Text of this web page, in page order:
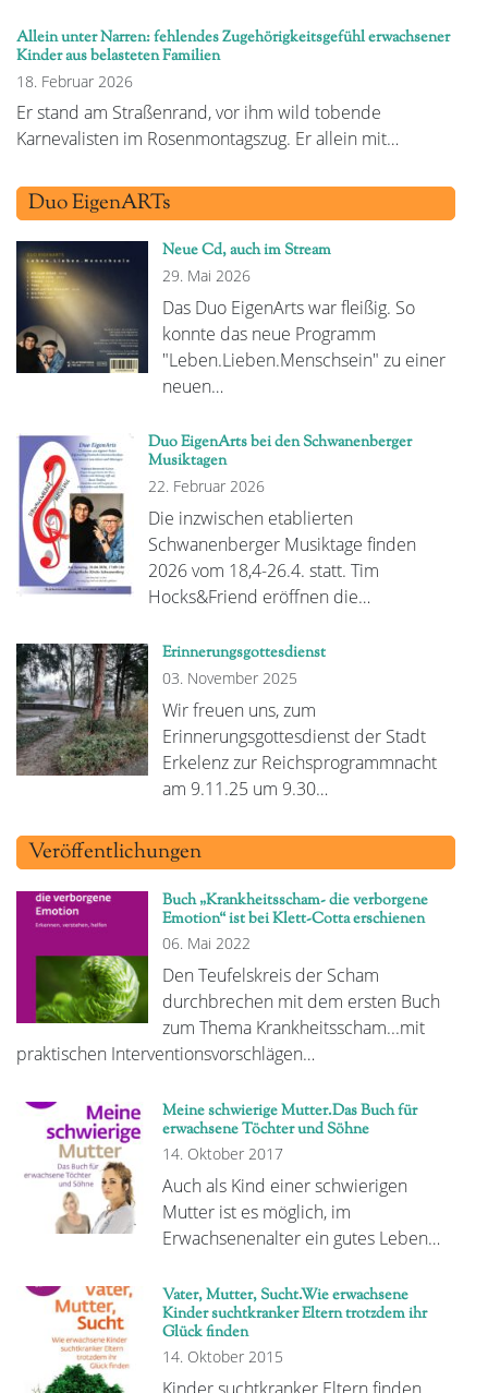
Allein unter Narren: fehlendes Zugehörigkeitsgefühl erwachsener
Kinder aus belasteten Familien
18. Februar 2026
Er stand am Straßenrand, vor ihm wild tobende
Karnevalisten im Rosenmontagszug. Er allein mit…
Duo EigenARTs
Neue Cd, auch im Stream
29. Mai 2026
Das Duo EigenArts war fleißig. So
konnte das neue Programm
"Leben.Lieben.Menschsein" zu einer
neuen…
Duo EigenArts bei den Schwanenberger
Musiktagen
22. Februar 2026
Die inzwischen etablierten
Schwanenberger Musiktage finden
2026 vom 18,4-26.4. statt. Tim
Hocks&Friend eröffnen die…
Erinnerungsgottesdienst
03. November 2025
Wir freuen uns, zum
Erinnerungsgottesdienst der Stadt
Erkelenz zur Reichsprogrammnacht
am 9.11.25 um 9.30…
Veröffentlichungen
Buch „Krankheitsscham- die verborgene
Emotion“ ist bei Klett-Cotta erschienen
06. Mai 2022
Den Teufelskreis der Scham
durchbrechen mit dem ersten Buch
zum Thema Krankheitsscham...mit
praktischen Interventionsvorschlägen…
Meine schwierige Mutter.Das Buch für
erwachsene Töchter und Söhne
14. Oktober 2017
Auch als Kind einer schwierigen
Mutter ist es möglich, im
Erwachsenenalter ein gutes Leben…
Vater, Mutter, Sucht.Wie erwachsene
Kinder suchtkranker Eltern trotzdem ihr
Glück finden
14. Oktober 2015